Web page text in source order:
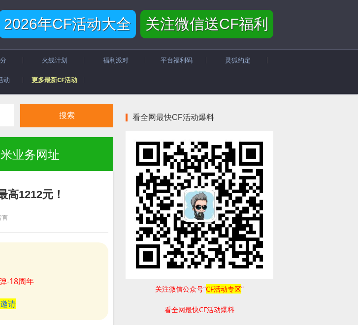
2026年CF活动大全 关注微信送CF福利
火线计划 福利派对 平台福利码 灵狐约定
动 更多最新CF活动
米业务网址
高1212元！
言
-18周年
请
看全网最快CF活动爆料
关注微信公众号“CF活动专区”
看全网最快CF活动爆料